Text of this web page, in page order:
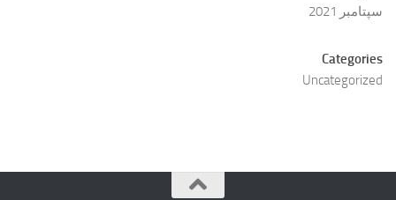
سپتامبر 2021
Categories
Uncategorized